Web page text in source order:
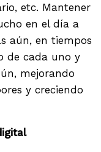
etc. Mantener
en el día a
aún, en tiempos
de cada uno y
mejorando
y creciendo